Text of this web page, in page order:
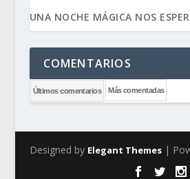
UNA NOCHE MÁGICA NOS
COMENTARIOS
Últimos comentarios Más comentadas
Designed by Elegant Themes|